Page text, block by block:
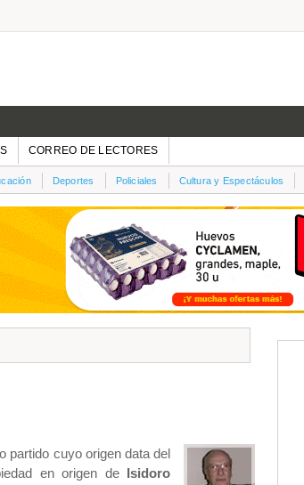
CORREO DE LECTORES
Deportes Policiales Cultura y Espectáculos
partido cuyo origen data del
en origen de
Isidoro